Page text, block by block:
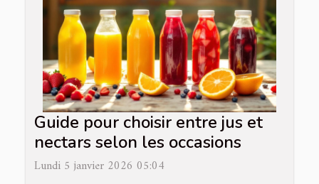
Guide pour choisir entre jus et
nectars selon les occasions
Lundi 5 janvier 2026 05:04